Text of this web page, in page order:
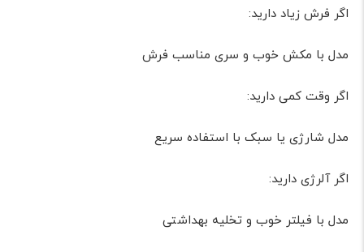
اگر فرش زیاد دارید:
مدل با مکش خوب و سری مناسب فرش
اگر وقت کمی دارید:
مدل شارژی یا سبک با استفاده سریع
اگر آلرژی دارید:
مدل با فیلتر خوب و تخلیه بهداشتی